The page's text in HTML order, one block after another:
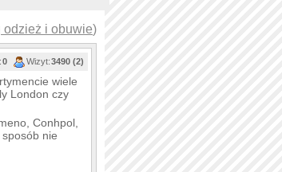
odzież i obuwie)
0 Wizyt:3490 (2)
wiele
London czy
Conhpol,
nie